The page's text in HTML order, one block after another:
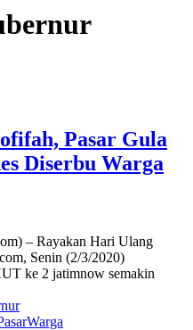
Pasar Gula
Diserbu Warga
– Rayakan Hari Ulang
Senin (2/3/2020)
ke 2 jatimnow semakin
Warga